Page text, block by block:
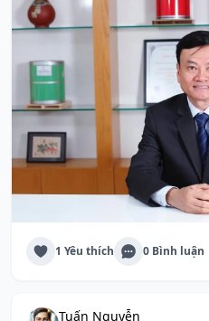
1 Yêu thích 0 Bình luận
Tuấn Nguyễn